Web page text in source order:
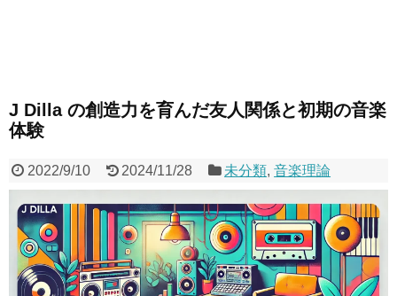
J Dilla の創造力を育んだ友人関係と初期の音楽
体験
2022/9/10 2024/11/28 未分類,音楽理論